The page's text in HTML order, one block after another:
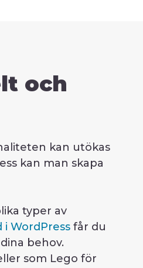
och
kan utökas
kan man skapa
typer av
WordPress får du
behov.
som Lego för